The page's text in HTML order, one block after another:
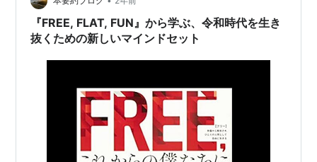
いうときに思う。 「ああ、これってぼくだけしか興味な
いのかもなあ」と。 ②自…
『FREE, FLAT, FUN』から学ぶ、令和時代を生き
抜くための新しいマインドセット